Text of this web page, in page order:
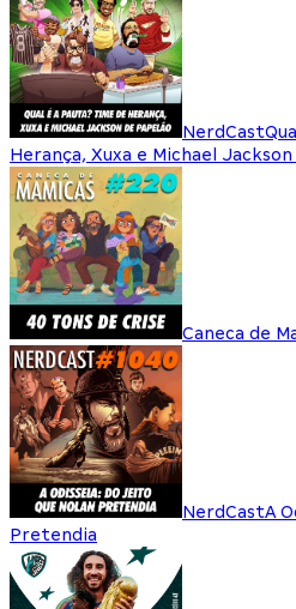
NerdCast
Herança, Xuxa e Michael
Caneca de
NerdCastA
Pretendia